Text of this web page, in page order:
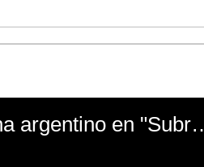
El mal momento de Yanina